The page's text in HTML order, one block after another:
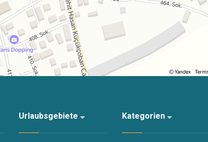
Urlaubsgebiete Kategorien